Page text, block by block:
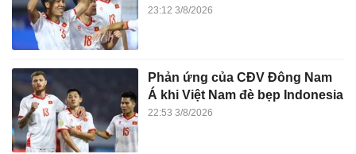
23:12 3/8/2026
Phản ứng của CĐV Đông Nam
Á khi Việt Nam đè bẹp Indonesia
22:53 3/8/2026